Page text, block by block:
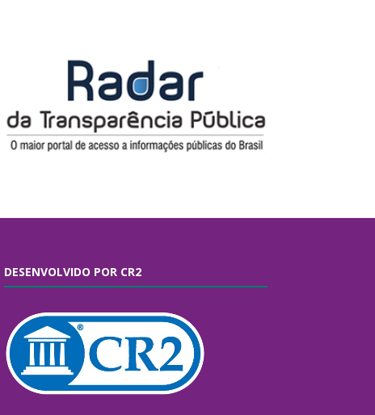
DESENVOLVIDO POR CR2